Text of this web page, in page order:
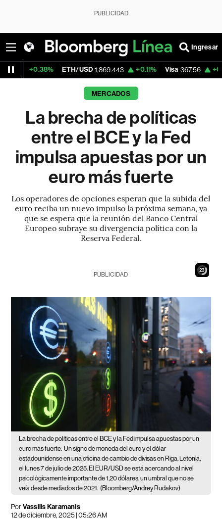
PUBLICIDAD
Ingresar
ETH/USD 1,869.443 +0.11% Visa 367.56 +0.52%
MERCADOS
La brecha de políticas
entre el BCE y la Fed
impulsa apuestas por un
euro más fuerte
Los operadores de opciones esperan que la subida del
euro reciba un nuevo impulso la próxima semana, ya
que se espera que la reunión del Banco Central
Europeo subraye su divergencia política con la
Reserva Federal.
22
PUBLICIDAD
La brecha de políticas entre el BCE y la Fed impulsa apuestas por un
euro más fuerte. Un signo de moneda del euro y el dólar
estadounidense en una oficina de cambio de divisas en Riga, Letonia,
el lunes 7 de julio de 2025. El EUR/USD se está acercando al nivel
psicológicamente importante de 1,20 dólares, un umbral que no se
veía desde mediados de 2021. (Bloomberg/Andrey Rudakov)
PorVassilis Karamanis
12 de diciembre, 2025 | 05:26 AM